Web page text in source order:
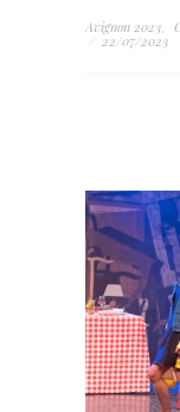
Avignon 2023,
/ 22/07/2023